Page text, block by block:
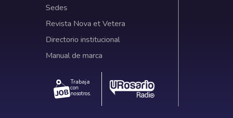
Sedes
Revista Nova et Vetera
Directorio institucional
Manual de marca
Trabaja
con
nosotros.